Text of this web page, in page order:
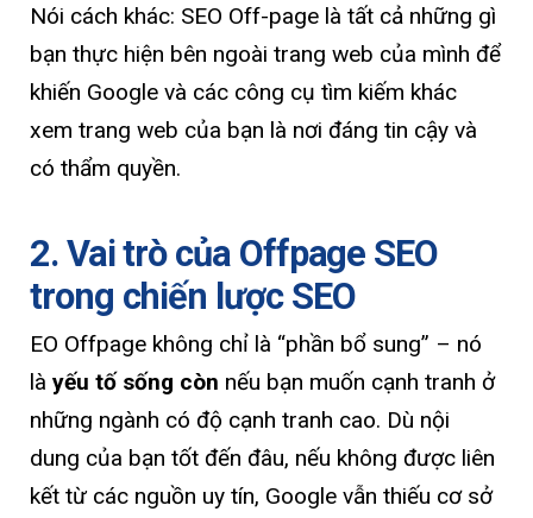
Nói cách khác: SEO Off-page là tất cả những gì
bạn thực hiện bên ngoài trang web của mình để
khiến Google và các công cụ tìm kiếm khác
xem trang web của bạn là nơi đáng tin cậy và
có thẩm quyền.
2. Vai trò của Offpage SEO
trong chiến lược SEO
EO Offpage không chỉ là “phần bổ sung” – nó
là yếu tố sống còn nếu bạn muốn cạnh tranh ở
những ngành có độ cạnh tranh cao. Dù nội
dung của bạn tốt đến đâu, nếu không được liên
kết từ các nguồn uy tín, Google vẫn thiếu cơ sở